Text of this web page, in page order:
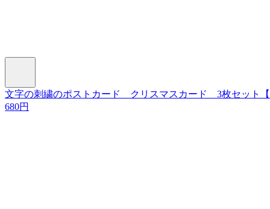
文字の刺繍のポストカード クリスマスカード 3枚セット
680円